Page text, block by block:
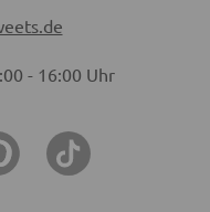
- 16:00 Uhr